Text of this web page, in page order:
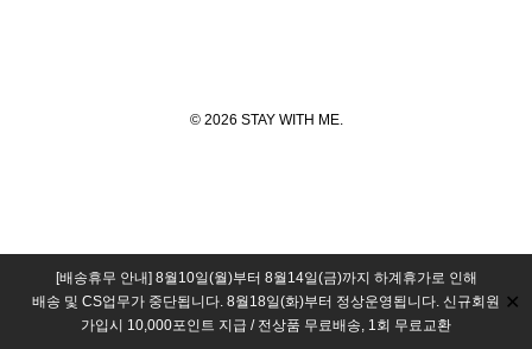
[배송휴무 안내] 8월10일(월)부터 8월14일(금)까지 하계휴가로 인해
배송 및 CS업무가 중단됩니다. 8월18일(화)부터 정상운영됩니다. 신규회원
가입시 10,000포인트 지급 / 전상품 무료배송, 1회 무료교환
✕
© 2026 STAY WITH ME.